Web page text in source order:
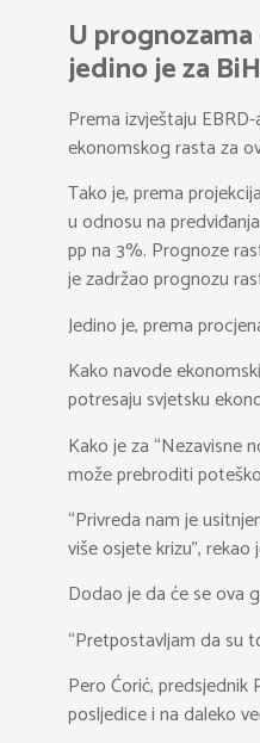
U
jedino je za
Prema izvještaju
ekonomskog rasta za
Tako je, prema
u odnosu na
pp na 3%. Prognoze
je zadržao prognozu
Jedino je, prema
Kako navode
potresaju svjetsku
Kako je za “Nezavisne
može prebroditi
“Privreda nam je
više osjete krizu”, rekao
Dodao je da će se ova
“Pretpostavljam da su
Pero Ćorić,
posljedice i na daleko